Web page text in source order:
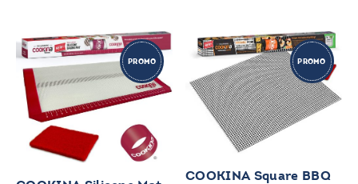
PROMO PROMO
COOKINA Square BBQ